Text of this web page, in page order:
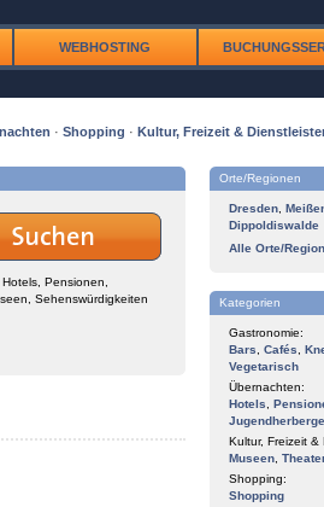
WEBHOSTING
· Shopping · Kultur, Freizeit &
Pensionen,
Sehenswürdigkeiten
Orte/Regionen
Dresden
Dippoldiswalde
Alle Orte/
Kategorien
Gastronomie:
Bars
Cafés
Vegetarisch
Übernachten:
Hotels
Kultur, Freizeit &
Museen
Shopping:
Shopping